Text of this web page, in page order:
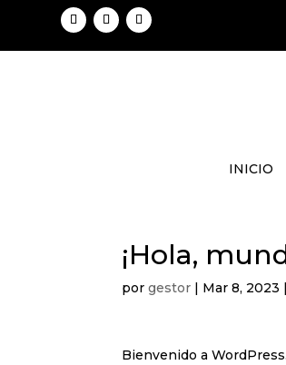
INICIO
¡Hola,
porgestor Mar 8, 2023
Bienvenido a